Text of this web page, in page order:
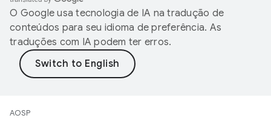
O Google usa tecnologia de IA na tradução de
conteúdos para seu idioma de preferência. As
traduções com IA podem ter erros.
AOSP